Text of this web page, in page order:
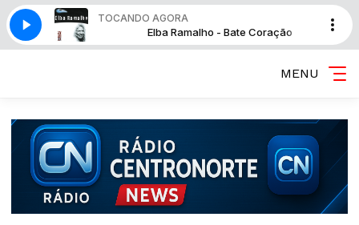
TOCANDO AGORA
Bate Coração Elba Ramalho - Bate Coração
MENU